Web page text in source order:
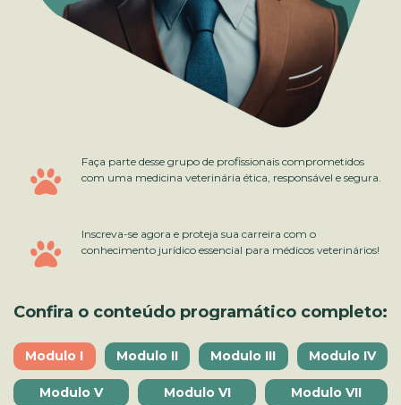
Faça parte desse grupo de profissionais comprometidos
com uma medicina veterinária ética, responsável e segura.
Inscreva-se agora e proteja sua carreira com o
conhecimento jurídico essencial para médicos veterinários!
Confira o conteúdo programático completo:
Modulo I Modulo II Modulo III Modulo IV
Modulo V Modulo VI Modulo VII